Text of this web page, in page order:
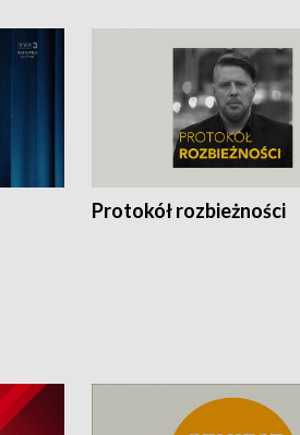
Protokół rozbieżności